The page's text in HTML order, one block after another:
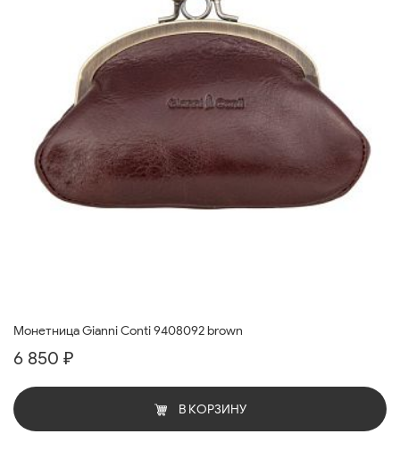
Монетница Gianni Conti 9408092 brown
6 850 ₽
В КОРЗИНУ